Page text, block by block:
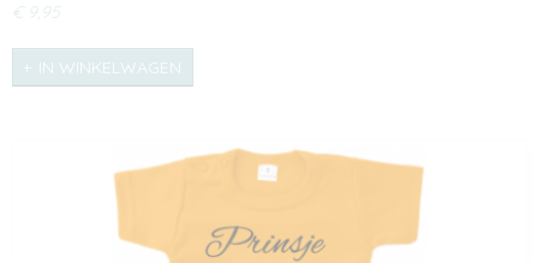
€ 9,95
IN WINKELWAGEN